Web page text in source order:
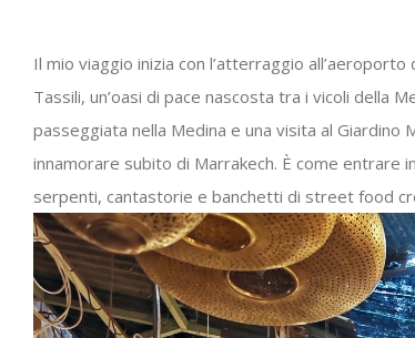
Il mio viaggio inizia con l’atterraggio all’aeroporto
Tassili, un’oasi di pace nascosta tra i vicoli della
passeggiata nella Medina e una visita al Giardino
innamorare subito di Marrakech. È come entrare
serpenti, cantastorie e banchetti di street food